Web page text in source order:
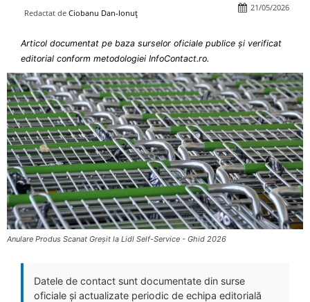
Redactat de Ciobanu Dan-Ionuț
21/05/2026
Articol documentat pe baza surselor oficiale publice și verificat
editorial conform metodologiei InfoContact.ro.
Anulare Produs Scanat Greșit la Lidl Self-Service - Ghid 2026
Datele de contact sunt documentate din surse
oficiale și actualizate periodic de echipa editorială